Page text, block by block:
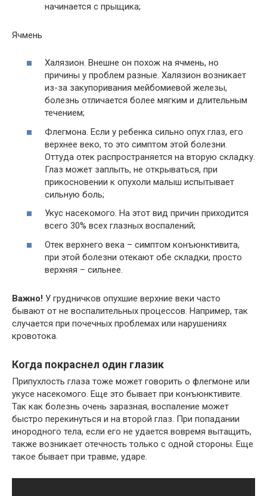
начинается с прыщика;
Ячмень
Халязион. Внешне он похож на ячмень, но
причины у проблем разные. Халязион возникает
из-за закупоривания мейбомиевой железы,
болезнь отличается более мягким и длительным
течением;
Флегмона. Если у ребенка сильно опух глаз, его
верхнее веко, то это симптом этой болезни.
Оттуда отек распространяется на вторую складку.
Глаз может заплыть, не открываться, при
прикосновении к опухоли малыш испытывает
сильную боль;
Укус насекомого. На этот вид причин приходится
всего 30% всех глазных воспалений;
Отек верхнего века – симптом конъюнктивита,
при этой болезни отекают обе складки, просто
верхняя – сильнее.
Важно! У грудничков опухшие верхние веки часто
бывают от не воспалительных процессов. Например, так
случается при почечных проблемах или нарушениях
кровотока.
Когда покраснел один глазик
Припухлость глаза тоже может говорить о флегмоне или
укусе насекомого. Еще это бывает при конъюнктивите.
Так как болезнь очень заразная, воспаление может
быстро перекинуться и на второй глаз. При попадании
инородного тела, если его не удается вовремя вытащить,
также возникает отечность только с одной стороны. Еще
такое бывает при травме, ударе.